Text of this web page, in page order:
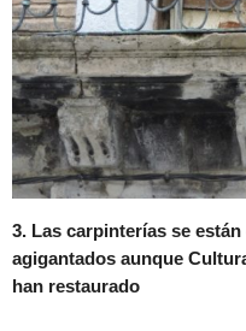
3. Las carpinterías se
agigantados aunque
han restaurado